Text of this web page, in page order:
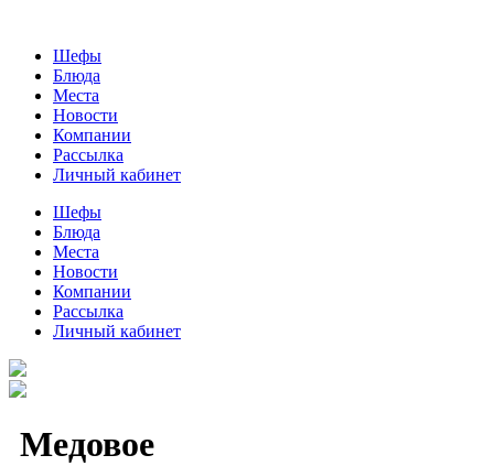
Шефы
Блюда
Места
Новости
Компании
Рассылка
Личный кабинет
Шефы
Блюда
Места
Новости
Компании
Рассылка
Личный кабинет
Медовое